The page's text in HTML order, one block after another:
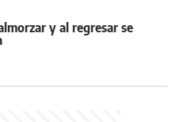
y al regresar se